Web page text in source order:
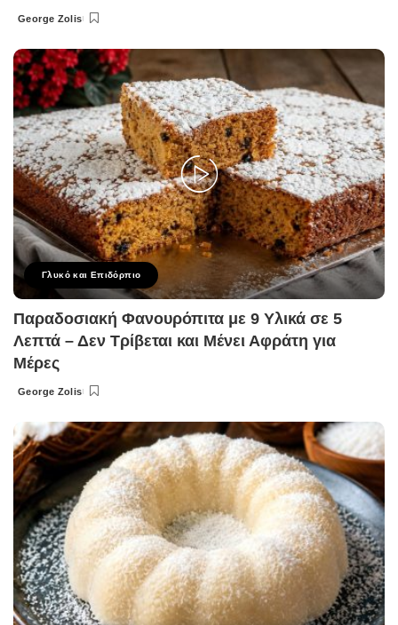
Posted
George Zolis
Γλυκό και Επιδόρπιο
Παραδοσιακή Φανουρόπιτα με 9 Υλικά σε 5
Λεπτά – Δεν Τρίβεται και Μένει Αφράτη για
Μέρες
Posted
George Zolis